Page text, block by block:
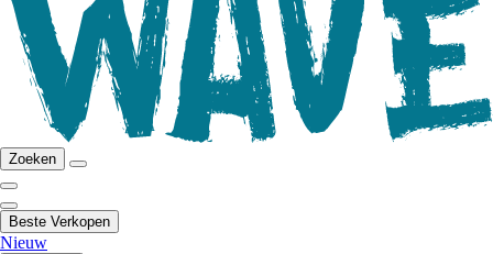
Zoeken
Beste Verkopen
Nieuw